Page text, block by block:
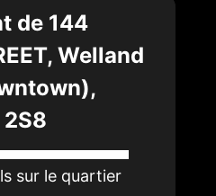
de 144
Welland
sur le quartier